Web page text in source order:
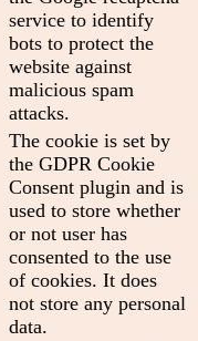
service to identify
bots to protect the
website against
malicious spam
attacks.
The cookie is set by
the GDPR Cookie
Consent plugin and is
used to store whether
or not user has
consented to the use
of cookies. It does
not store any personal
data.